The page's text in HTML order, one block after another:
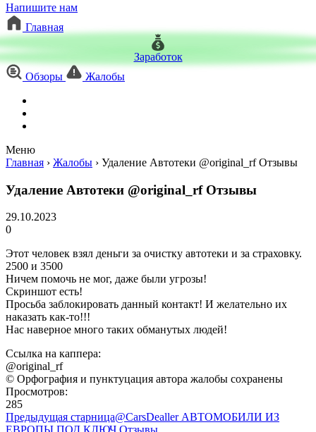
Напишите нам
Главная
Заработок
Обзоры
Жалобы
Меню
Главная › Жалобы › Удаление Автотеки @original_rf Отзывы
Удаление Автотеки @original_rf Отзывы
29.10.2023
0
Этот человек взял деньги за очистку автотеки и за страховку.
2500 и 3500
Ничем помочь не мог, даже были угрозы!
Скриншот есть!
Просьба заблокировать данный контакт! И желательно их
наказать как-то!!!
Нас наверное много таких обманутых людей!
Ссылка на каппера:
@original_rf
© Орфография и пунктуцация автора жалобы сохранены
Просмотров:
285
Предыдущая старница@CarsDealler АВТОМОБИЛИ ИЗ